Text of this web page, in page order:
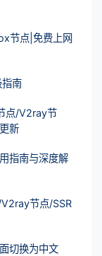
节点|免费上网
南
点/V2ray节
新
指南与深度解
节点/SSR
切换为中文